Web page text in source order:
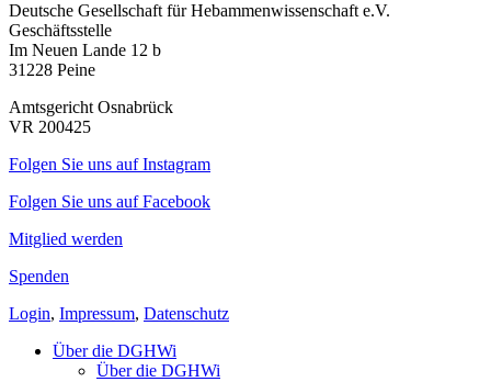
Deutsche Gesellschaft für Hebammenwissenschaft e.V.
Geschäftsstelle
Im Neuen Lande 12 b
31228 Peine
Amtsgericht Osnabrück
VR 200425
Folgen Sie uns auf Instagram
Folgen Sie uns auf Facebook
Mitglied werden
Spenden
Login, Impressum, Datenschutz
Über die DGHWi
Über die DGHWi